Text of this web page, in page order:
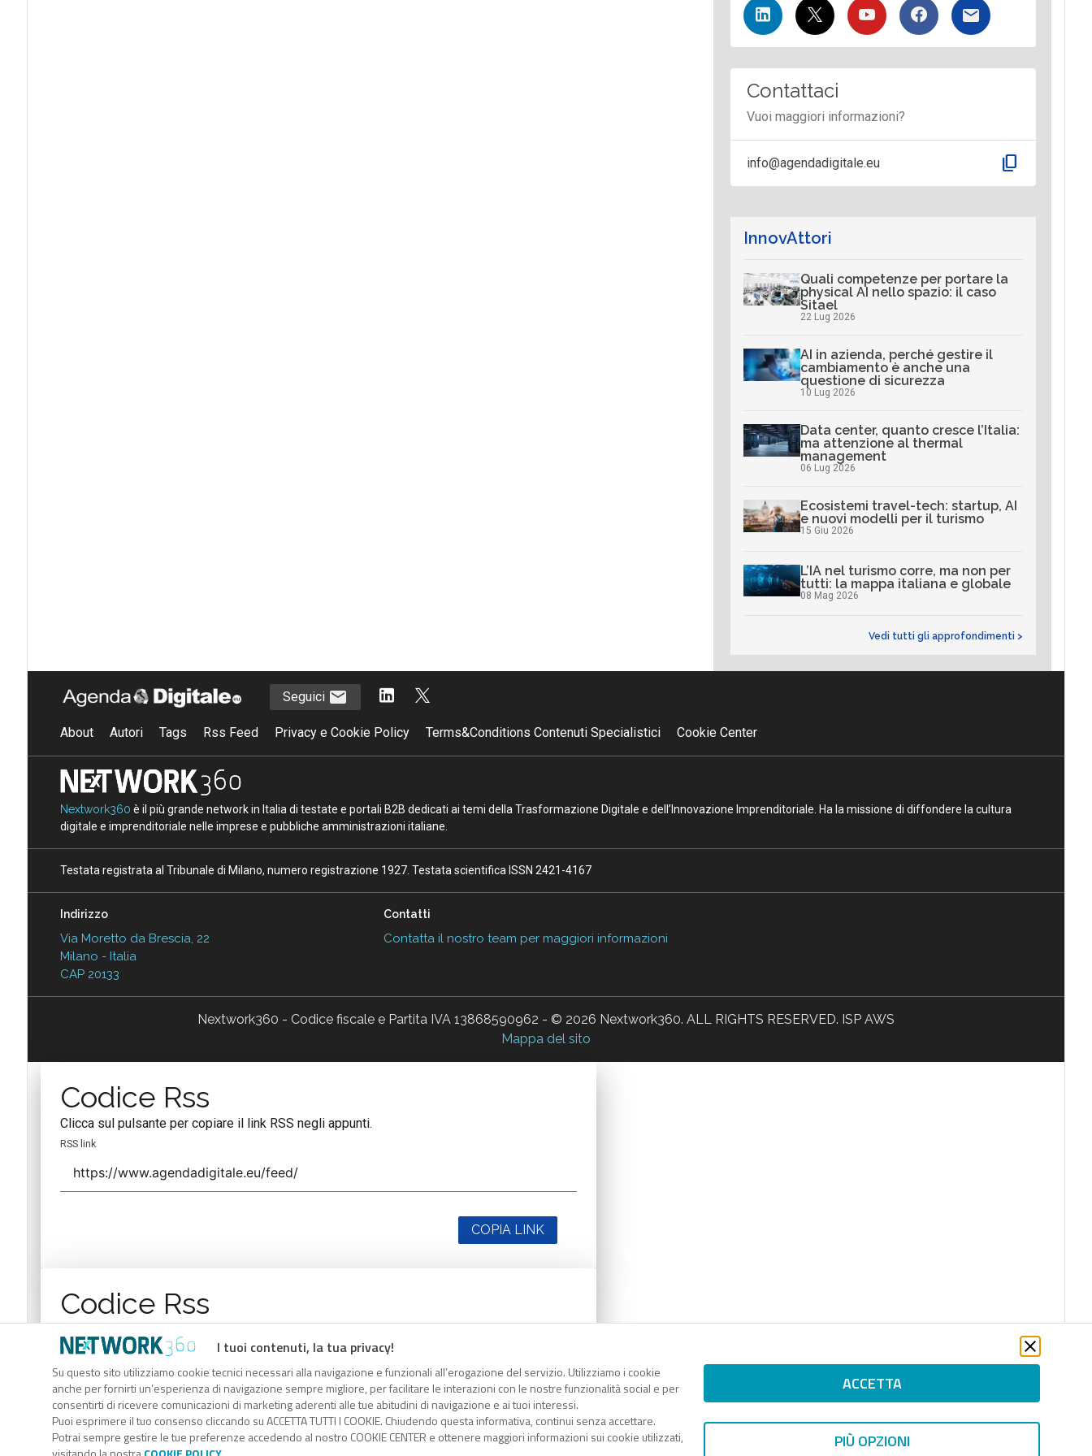
Contattaci
Vuoi maggiori informazioni?
info@agendadigitale.eu content_copy
InnovAttori
Quali competenze per portare la
physical AI nello spazio: il caso
Sitael
22 Lug 2026
AI in azienda, perché gestire il
cambiamento è anche una
questione di sicurezza
10 Lug 2026
Data center, quanto cresce l’Italia:
ma attenzione al thermal
management
06 Lug 2026
Ecosistemi travel-tech: startup, AI
e nuovi modelli per il turismo
15 Giu 2026
L’IA nel turismo corre, ma non per
tutti: la mappa italiana e globale
08 Mag 2026
Vedi tutti gli approfondimenti >
I tuoi contenuti, la tua privacy!
Su questo sito utilizziamo cookie tecnici necessari alla navigazione e funzionali all’erogazione del servizio. Utilizziamo i cookie
anche per fornirti un’esperienza di navigazione sempre migliore, per facilitare le interazioni con le nostre funzionalità social e per
consentirti di ricevere comunicazioni di marketing aderenti alle tue abitudini di navigazione e ai tuoi interessi.
Puoi esprimere il tuo consenso cliccando su ACCETTA TUTTI I COOKIE. Chiudendo questa informativa, continui senza accettare.
Potrai sempre gestire le tue preferenze accedendo al nostro COOKIE CENTER e ottenere maggiori informazioni sui cookie utilizzati,
ACCETTA
PIÙ OPZIONI
Seguici
About Autori Tags Rss Feed Privacy e Cookie Policy Terms&Conditions Contenuti Specialistici Cookie Center
Nextwork360 è il più grande network in Italia di testate e portali B2B dedicati ai temi della Trasformazione Digitale e dell’Innovazione Imprenditoriale. Ha la missione di diffondere la cultura
digitale e imprenditoriale nelle imprese e pubbliche amministrazioni italiane.
Testata registrata al Tribunale di Milano, numero registrazione 1927. Testata scientifica ISSN 2421-4167
Indirizzo
Via Moretto da Brescia, 22
Milano - Italia
CAP 20133
Contatti
Contatta il nostro team per maggiori informazioni
Nextwork360 - Codice fiscale e Partita IVA 13868590962 - © 2026 Nextwork360. ALL RIGHTS RESERVED. ISP AWS
Mappa del sito
Codice Rss
Clicca sul pulsante per copiare il link RSS negli appunti.
RSS link
COPIA LINK
Codice Rss
RSS link
COPIA LINK